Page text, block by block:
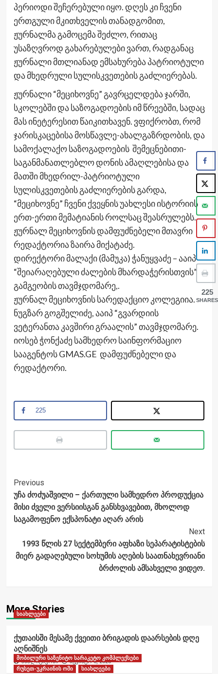
პერიოდი შეჩერებული იყო. დღეს კი ჩვენი
ერთგული მკითხველის თანადგომით,
ჟურნალმა გამოცემა შეძლო, რითაც
უსაზღვროდ გახარებულები ვართ, რადგანაც
ჟურნალი მთლიანად ემსახურება პატრიოტული
და მხედრული სულისკვეთების გაძლიერებას.
ჟურნალი “მეციხოვნე” გავრცელდება ჯარში,
სკოლებში და საზოგადოების იმ წრეებში, სადაც
მას ინეტერესით წაიკითხავენ. ვფიქრობთ, რომ
ჯარისკაცებისა მოსწავლე-ახალგაზრდობის, და
სამოქალაქო საზოგადოების შემეცნებითი-
საგანმანათლებლო დონის ამაღლებისა და
მათში მხედრილ-პატრიოტული
სულისკვეთების გაძლიერების გარდა,
“მეციხოვნე” ჩვენი ქვეყნის უახლესი ისტორიის
ერთ-ერთი მემატიანის როლსაც შეასრულებს.
ჟურნალ მეციხოვნის დამფუძნებელი მთავრი
რედაქტორია ზაირა მიქატაძე.
დირექტორი მალაქი (მამუკა) ჭანუყვაძე – ააიპ
“შეიარაღებული ძალების მხარდაჭერისთვის”
გამგეობის თავმჯდომარე,.
ჟურნალ მეციხოვნის სარედაქციო კოლეგიია.
ნუგზარ გოგშელიძე, ააიპ “გვარდიის
ვეტერანთა კავშირი გრაალის” თავმჯდომარე.
იოსებ ჭონქაძე სამხედრო საინფორმაციო
სააგენტოს GMAS.GE დამფუძნებელი და
რედაქტორი.
225
Post
Navigation
Previous
უჩა ძოძუაშვილი – ქართული სამხედრო პროდუქცია
მისი ძველი ვერსიისგან განსხვავებით, მხოლოდ
საგამოფენო ექსპონატი აღარ არის
Next
1993 წლის 27 სექტემბერი აფხაზი სეპარატისტების
მიერ გადაღებული სოხუმის აღების საათნახევრიანი
ბრძოლის ამსახველი ვიდეო.
More Stories
სიახლეები
ქუთაისში მესამე ქვეითი ბრიგადის დაარსების დღე
აღნიშნეს
ანალიტიკოსი აგვისტო 6, 2026
მობილური საზენიტო სარაკეტო კომპლექსები
რუსეთ-უკრაინის ომი
სიახლეები
225
SHARES